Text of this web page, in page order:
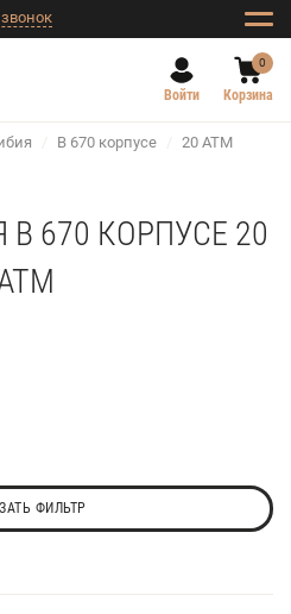
Войти
0
Корзина
/ В 670 корпусе / 20 АТМ
670 КОРПУСЕ 20
ФИЛЬТР